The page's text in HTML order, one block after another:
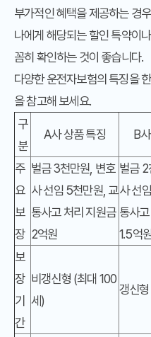
부가적인 혜택을 제공하는 경
나에게 해당되는 할인 특약이
꼼히 확인하는 것이 좋습니다.
다양한 운전자보험의 특징을
을 참고해 보세요.
구
분
A사 상품 특징 B
주
요
보
장
벌금 3천만원, 변호
사 선임 5천만원, 교
통사고 처리 지원금
2억원
벌금
사 선
통사
1.5억
보
장
기
간
비갱신형 (최대 100
세)
갱신